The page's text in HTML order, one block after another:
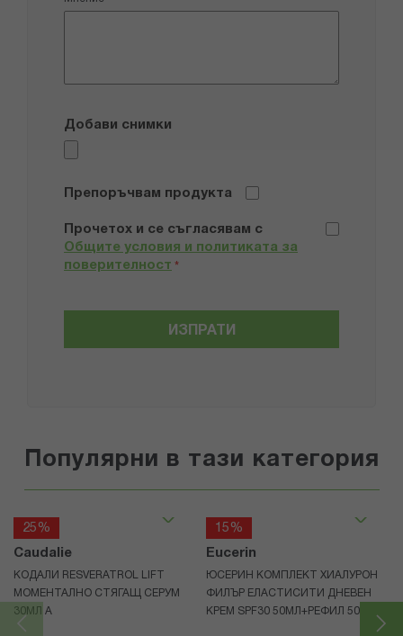
Добави снимки
Препоръчвам продукта
Прочетох и се съгласявам с
Общите условия и политиката за
поверителност *
ИЗПРАТИ
Популярни в тази категория
25%
Caudalie
КОДАЛИ RESVERATROL LIFT
МОМЕНТАЛНО СТЯГАЩ СЕРУМ
30МЛ А
15%
Eucerin
ЮСЕРИН КОМПЛЕКТ ХИАЛУРОН
ФИЛЪР ЕЛАСТИСИТИ ДНЕВЕН
КРЕМ SPF30 50МЛ+РЕФИЛ 50МЛ